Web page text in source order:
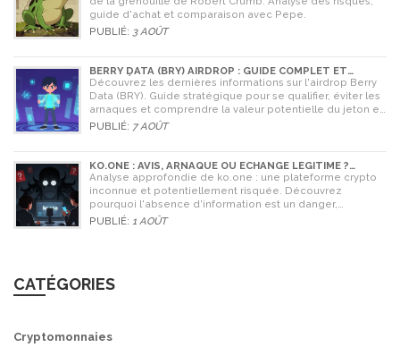
guide d'achat et comparaison avec Pepe.
PUBLIÉ: 3 AOÛT
BERRY DATA (BRY) AIRDROP : GUIDE COMPLET ET
STRATÉGIES POUR NE RIEN RATER
Découvrez les dernières informations sur l'airdrop Berry
Data (BRY). Guide stratégique pour se qualifier, éviter les
arnaques et comprendre la valeur potentielle du jeton en
2026.
PUBLIÉ: 7 AOÛT
KO.ONE : AVIS, ARNAQUE OU ÉCHANGE LÉGITIME ?
ANALYSE COMPLÈTE
Analyse approfondie de ko.one : une plateforme crypto
inconnue et potentiellement risquée. Découvrez
pourquoi l'absence d'information est un danger,
comparez avec Coinone et apprenez à vérifier la sécurité
PUBLIÉ: 1 AOÛT
CATÉGORIES
Cryptomonnaies